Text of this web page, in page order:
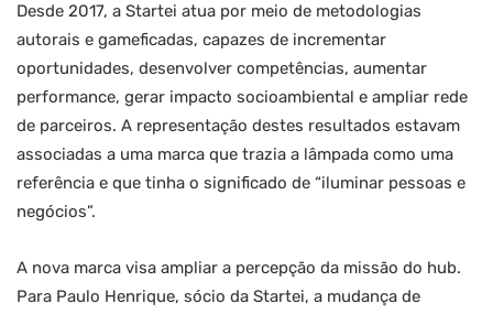
Desde 2017, a Startei atua por meio de metodologias
autorais e gameficadas, capazes de incrementar
oportunidades, desenvolver competências, aumentar
performance, gerar impacto socioambiental e ampliar rede
de parceiros. A representação destes resultados estavam
associadas a uma marca que trazia a lâmpada como uma
referência e que tinha o significado de “iluminar pessoas e
negócios”.
A nova marca visa ampliar a percepção da missão do hub.
Para Paulo Henrique, sócio da Startei, a mudança de